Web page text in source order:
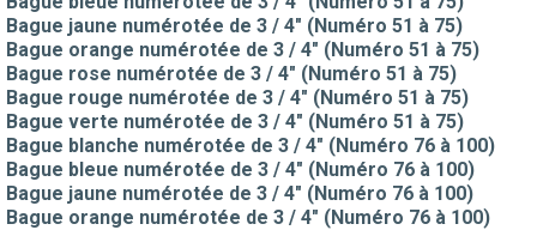
Bague jaune numérotée de 3 / 4" (Numéro 51 à 75)
Bague orange numérotée de 3 / 4" (Numéro 51 à 75)
Bague rose numérotée de 3 / 4" (Numéro 51 à 75)
Bague rouge numérotée de 3 / 4" (Numéro 51 à 75)
Bague verte numérotée de 3 / 4" (Numéro 51 à 75)
Bague blanche numérotée de 3 / 4" (Numéro 76 à 100)
Bague bleue numérotée de 3 / 4" (Numéro 76 à 100)
Bague jaune numérotée de 3 / 4" (Numéro 76 à 100)
Bague orange numérotée de 3 / 4" (Numéro 76 à 100)